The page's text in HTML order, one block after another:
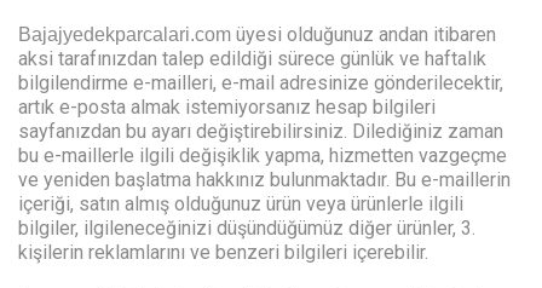
Bajajyedekparcalari.com üyesi olduğunuz andan itibaren
aksi tarafınızdan talep edildiği sürece günlük ve haftalık
bilgilendirme e-mailleri, e-mail adresinize gönderilecektir,
artık e-posta almak istemiyorsanız hesap bilgileri
sayfanızdan bu ayarı değiştirebilirsiniz. Dilediğiniz zaman
bu e-maillerle ilgili değişiklik yapma, hizmetten vazgeçme
ve yeniden başlatma hakkınız bulunmaktadır. Bu e-maillerin
içeriği, satın almış olduğunuz ürün veya ürünlerle ilgili
bilgiler, ilgileneceğinizi düşündüğümüz diğer ürünler, 3.
kişilerin reklamlarını ve benzeri bilgileri içerebilir.